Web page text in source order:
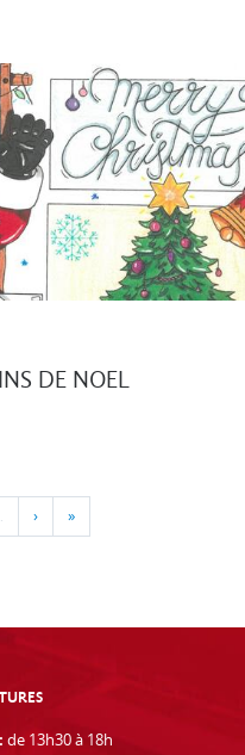
DE NOEL
› »
de 13h30 à 18h